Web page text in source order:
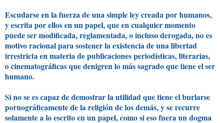
Escudarse en la fuerza de una simple ley creada por humanos,
y escrita por ellos en un papel, que en cualquier momento
puede ser modificada, reglamentada, o incluso derogada, no es
motivo racional para sostener la existencia de una libertad
irrestricta en materia de publicaciones periodísticas, literarias,
o cinematográficas que denigren lo más sagrado que tiene el ser
humano.
Si no se es capaz de demostrar la utilidad que tiene el burlarse
pornográficamente de la religión de los demás, y se recurre
solamente a lo escrito en un papel,como si eso fuera un dogma